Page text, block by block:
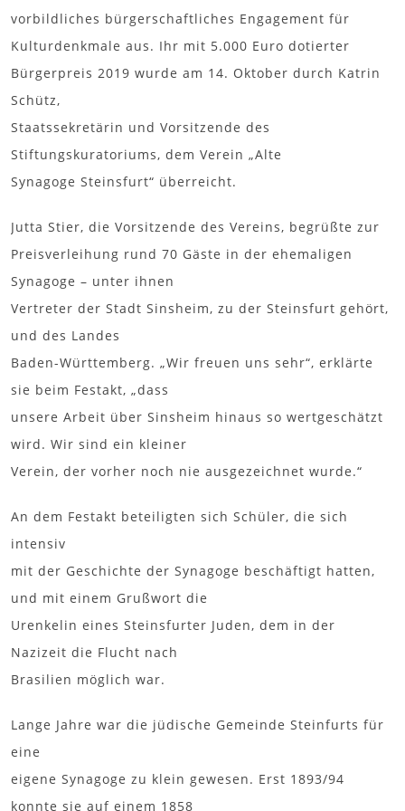
vorbildliches bürgerschaftliches Engagement für
Kulturdenkmale aus. Ihr mit 5.000 Euro dotierter
Bürgerpreis 2019 wurde am 14. Oktober durch Katrin
Schütz,
Staatssekretärin und Vorsitzende des
Stiftungskuratoriums, dem Verein „Alte
Synagoge Steinsfurt“ überreicht.
Jutta Stier, die Vorsitzende des Vereins, begrüßte zur
Preisverleihung rund 70 Gäste in der ehemaligen
Synagoge – unter ihnen
Vertreter der Stadt Sinsheim, zu der Steinsfurt gehört,
und des Landes
Baden-Württemberg. „Wir freuen uns sehr“, erklärte
sie beim Festakt, „dass
unsere Arbeit über Sinsheim hinaus so wertgeschätzt
wird. Wir sind ein kleiner
Verein, der vorher noch nie ausgezeichnet wurde.“
An dem Festakt beteiligten sich Schüler, die sich
intensiv
mit der Geschichte der Synagoge beschäftigt hatten,
und mit einem Grußwort die
Urenkelin eines Steinsfurter Juden, dem in der
Nazizeit die Flucht nach
Brasilien möglich war.
Lange Jahre war die jüdische Gemeinde Steinfurts für
eine
eigene Synagoge zu klein gewesen. Erst 1893/94
konnte sie auf einem 1858